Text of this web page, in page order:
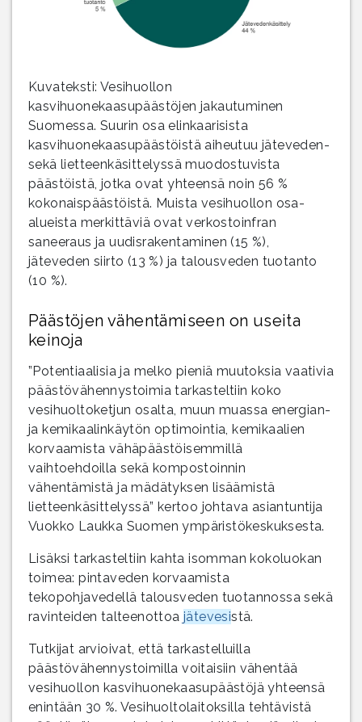
Kuvateksti: Vesihuollon
kasvihuonekaasupäästöjen jakautuminen
Suomessa. Suurin osa elinkaarisista
kasvihuonekaasupäästöistä aiheutuu jäteveden-
sekä lietteenkäsittelyssä muodostuvista
päästöistä, jotka ovat yhteensä noin 56 %
kokonaispäästöistä. Muista vesihuollon osa-
alueista merkittäviä ovat verkostoinfran
saneeraus ja uudisrakentaminen (15 %),
jäteveden siirto (13 %) ja talousveden tuotanto
(10 %).
Päästöjen vähentämiseen on useita
keinoja
”Potentiaalisia ja melko pieniä muutoksia vaativia
päästövähennystoimia tarkasteltiin koko
vesihuoltoketjun osalta, muun muassa energian-
ja kemikaalinkäytön optimointia, kemikaalien
korvaamista vähäpäästöisemmillä
vaihtoehdoilla sekä kompostoinnin
vähentämistä ja mädätyksen lisäämistä
lietteenkäsittelyssä” kertoo johtava asiantuntija
Vuokko Laukka Suomen ympäristökeskuksesta.
Lisäksi tarkasteltiin kahta isomman kokoluokan
toimea: pintaveden korvaamista
tekopohjavedellä talousveden tuotannossa sekä
ravinteiden talteenottoa jätevesistä.
Tutkijat arvioivat, että tarkastelluilla
päästövähennystoimilla voitaisiin vähentää
vesihuollon kasvihuonekaasupäästöjä yhteensä
enintään 30 %. Vesihuoltolaitoksilla tehtävistä